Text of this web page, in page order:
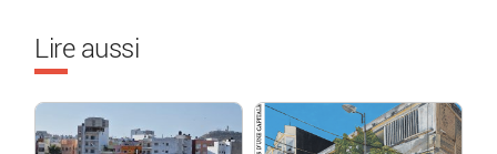
Lire aussi